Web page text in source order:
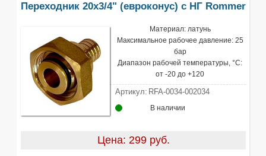
Переходник 20х3/4" (евроконус) с НГ Rommer
Материал: латунь
Максимальное рабочее давление: 25
бар
Диапазон рабочей температуры, °С:
от -20 до +120
Артикул: RFA-0034-002034
В наличии
Цена: 299 руб.